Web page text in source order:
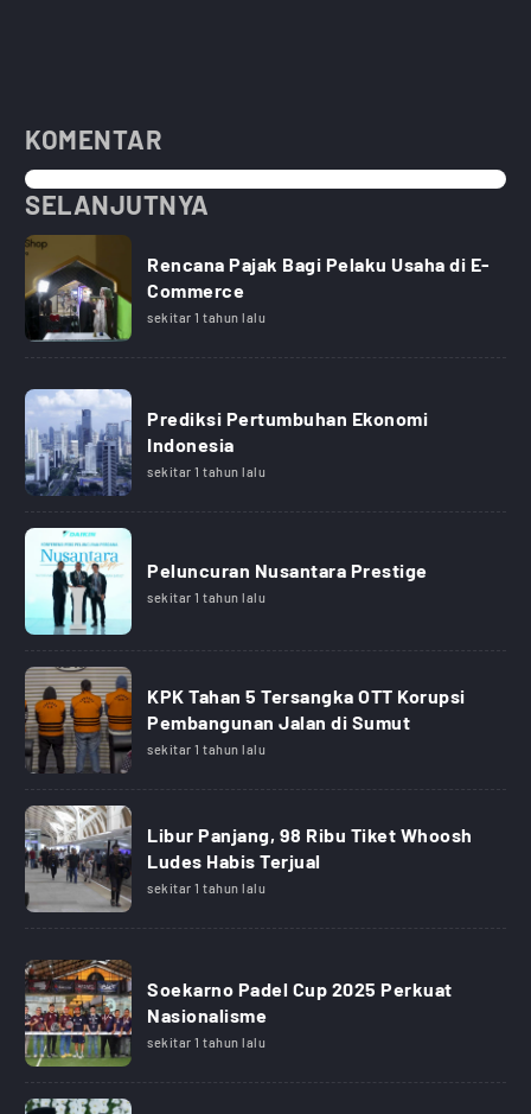
KOMENTAR
SELANJUTNYA
Rencana Pajak Bagi Pelaku Usaha di E-
Commerce
sekitar 1 tahun lalu
Prediksi Pertumbuhan Ekonomi
Indonesia
sekitar 1 tahun lalu
Peluncuran Nusantara Prestige
sekitar 1 tahun lalu
KPK Tahan 5 Tersangka OTT Korupsi
Pembangunan Jalan di Sumut
sekitar 1 tahun lalu
Libur Panjang, 98 Ribu Tiket Whoosh
Ludes Habis Terjual
sekitar 1 tahun lalu
Soekarno Padel Cup 2025 Perkuat
Nasionalisme
sekitar 1 tahun lalu